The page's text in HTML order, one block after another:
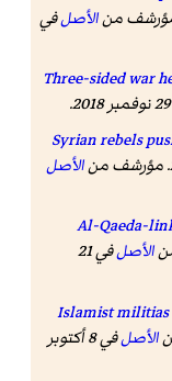
الأصلفي
.
"Syrian rebels
الأصل
"Al-Qaeda-
الأصل
في 21
الأصل
في 8 أكتوبر